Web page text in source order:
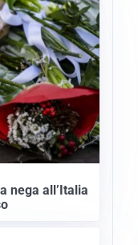
nega all’Italia